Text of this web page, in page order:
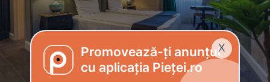
X
Promovează-ți anunțul
cu aplicația Pieței.ro